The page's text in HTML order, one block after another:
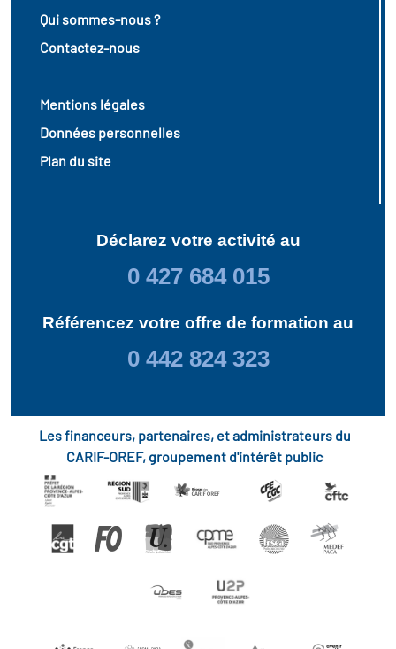
Qui sommes-nous ?
Contactez-nous
Mentions légales
Données personnelles
Plan du site
Déclarez votre activité au
0 427 684 015
Référencez votre offre de formation au
0 442 824 323
Les financeurs, partenaires, et administrateurs du
CARIF-OREF, groupement d'intérêt public